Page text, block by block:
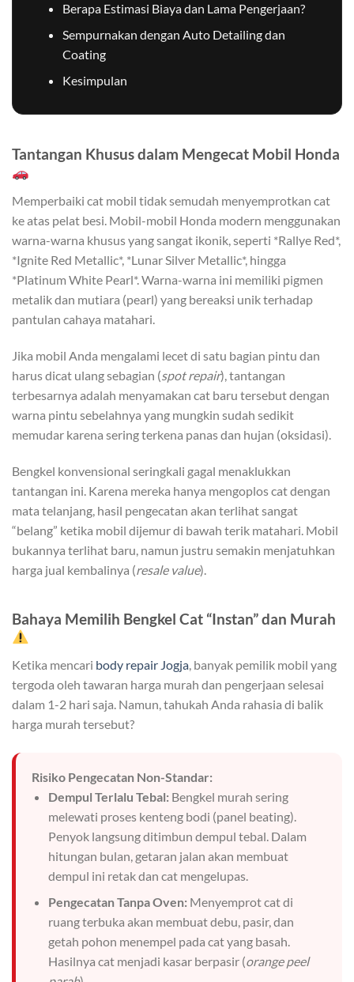
Berapa Estimasi Biaya dan Lama Pengerjaan?
Sempurnakan dengan Auto Detailing dan
Coating
Kesimpulan
Tantangan Khusus dalam Mengecat Mobil Honda
Memperbaiki cat mobil tidak semudah menyemprotkan cat
ke atas pelat besi. Mobil-mobil Honda modern menggunakan
warna-warna khusus yang sangat ikonik, seperti *Rallye Red*,
*Ignite Red Metallic*, *Lunar Silver Metallic*, hingga
*Platinum White Pearl*. Warna-warna ini memiliki pigmen
metalik dan mutiara (pearl) yang bereaksi unik terhadap
pantulan cahaya matahari.
Jika mobil Anda mengalami lecet di satu bagian pintu dan
harus dicat ulang sebagian (spot repair), tantangan
terbesarnya adalah menyamakan cat baru tersebut dengan
warna pintu sebelahnya yang mungkin sudah sedikit
memudar karena sering terkena panas dan hujan (oksidasi).
Bengkel konvensional seringkali gagal menaklukkan
tantangan ini. Karena mereka hanya mengoplos cat dengan
mata telanjang, hasil pengecatan akan terlihat sangat
“belang” ketika mobil dijemur di bawah terik matahari. Mobil
bukannya terlihat baru, namun justru semakin menjatuhkan
harga jual kembalinya (resale value).
Bahaya Memilih Bengkel Cat “Instan” dan Murah
Ketika mencari body repair Jogja, banyak pemilik mobil yang
tergoda oleh tawaran harga murah dan pengerjaan selesai
dalam 1-2 hari saja. Namun, tahukah Anda rahasia di balik
harga murah tersebut?
Risiko Pengecatan Non-Standar:
Dempul Terlalu Tebal:Bengkel murah sering
melewati proses kenteng bodi (panel beating).
Penyok langsung ditimbun dempul tebal. Dalam
hitungan bulan, getaran jalan akan membuat
dempul ini retak dan cat mengelupas.
Pengecatan Tanpa Oven:Menyemprot cat di
ruang terbuka akan membuat debu, pasir, dan
getah pohon menempel pada cat yang basah.
Hasilnya cat menjadi kasar berpasir (orange peel